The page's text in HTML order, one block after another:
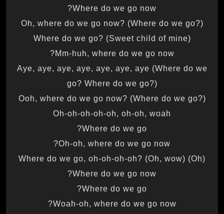
Where do we go now?
Oh, where do we go now? (Where do we go?)
Where do we go? (Sweet child of mine)
Mm-huh, where do we go now?
Aye, aye, aye, aye, aye, aye, aye (Where do we
go? Where do we go?)
Ooh, where do we go now? (Where do we go?)
Oh-oh-oh-oh-oh, oh-oh, woah
Where do we go?
Oh-oh, where do we go now?
(Oh) Where do we go, oh-oh-oh-oh? (Oh, wow)
Where do we go now?
Where do we go?
Woah-oh, where do we go now?